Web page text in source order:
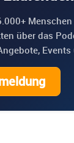
über das
Events